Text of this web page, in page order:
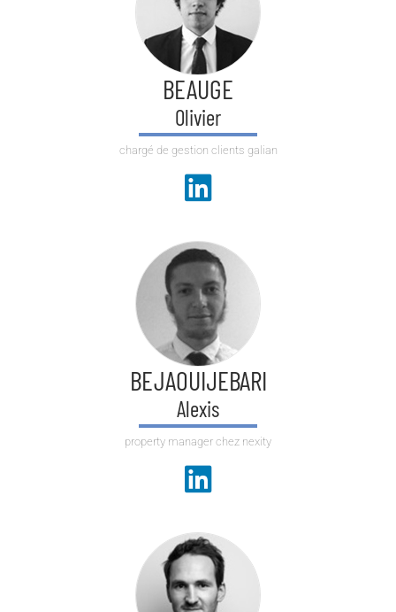
BEAUGE
Olivier
chargé de gestion clients galian
BEJAOUIJEBARI
Alexis
property manager chez nexity